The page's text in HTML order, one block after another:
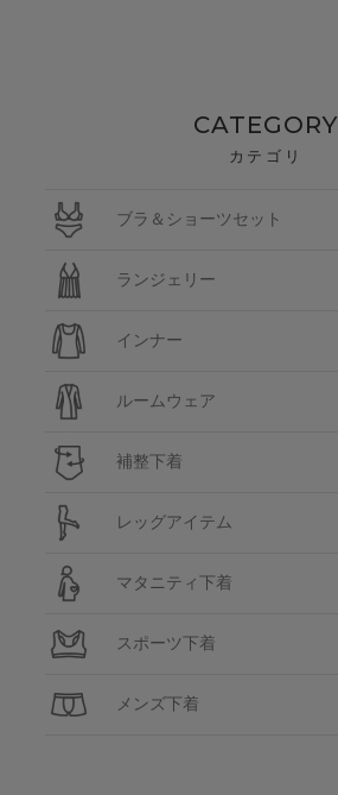
CATEGORY
カテゴリ
ブラ＆ショーツセット
ランジェリー
インナー
ルームウェア
補整下着
レッグアイテム
マタニティ下着
スポーツ下着
メンズ下着